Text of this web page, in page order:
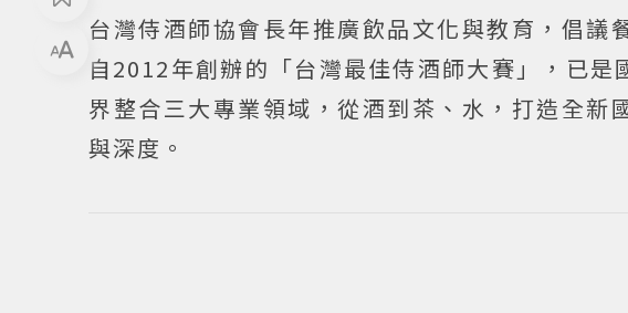
台灣侍酒師協會長年推廣飲品文化與教育，倡議
自2012年創辦的「台灣最佳侍酒師大賽」，已
界整合三大專業領域，從酒到茶、水，打造全新
與深度。